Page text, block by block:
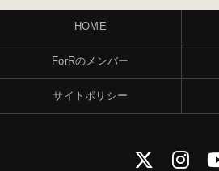
HOME
ForRのメンバー
サイトポリシー